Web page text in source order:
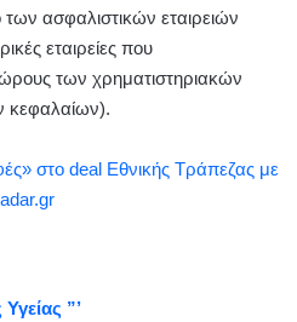
ασφαλιστικών εταιρειών
εταιρείες που
των χρηματιστηριακών
κεφαλαίων).
στο deal Εθνικής Τράπεζας με
”’